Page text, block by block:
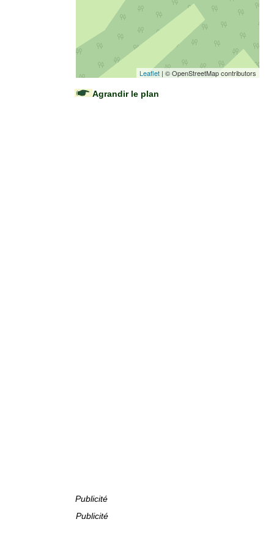
Leaflet | © OpenStreetMap contributors
Agrandir le plan
Publicité
Publicité